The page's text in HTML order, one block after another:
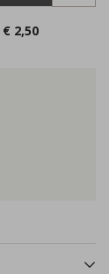
€ 2,50